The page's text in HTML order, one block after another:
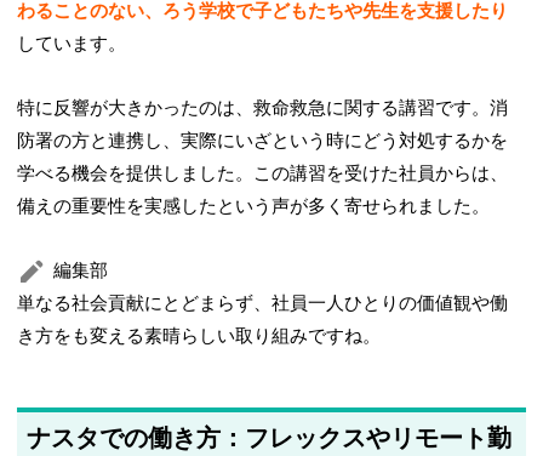
わることのない、ろう学校で子どもたちや先生を支援したり
しています。
特に反響が大きかったのは、救命救急に関する講習です。消
防署の方と連携し、実際にいざという時にどう対処するかを
学べる機会を提供しました。この講習を受けた社員からは、
備えの重要性を実感したという声が多く寄せられました。
編集部
単なる社会貢献にとどまらず、社員一人ひとりの価値観や働
き方をも変える素晴らしい取り組みですね。
ナスタでの働き方：フレックスやリモート勤